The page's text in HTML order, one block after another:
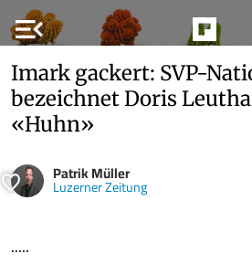
menu_open
Imark gackert: SVP-
bezeichnet Doris
«Huhn»
Patrik Müller
Luzerner Zeitung
.....